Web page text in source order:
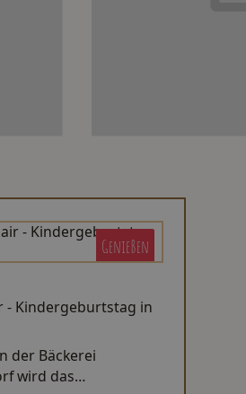
Genießen
- Kindergeburtstag in
der Bäckerei
wird das